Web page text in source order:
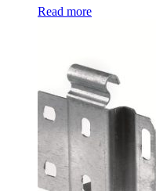
Read more